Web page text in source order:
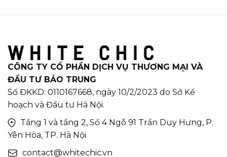
CÔNG TY CỔ PHẦN DỊCH VỤ THƯƠNG MẠI VÀ
ĐẦU TƯ BẢO TRUNG
Số ĐKKD: 0110167668, ngày 10/2/2023 do Sở Kế
hoạch và Đầu tư Hà Nội.
Tầng 1 và tầng 2, Số 4 Ngõ 91 Trần Duy Hưng, P.
Yên Hòa, TP. Hà Nội
contact@whitechic.vn